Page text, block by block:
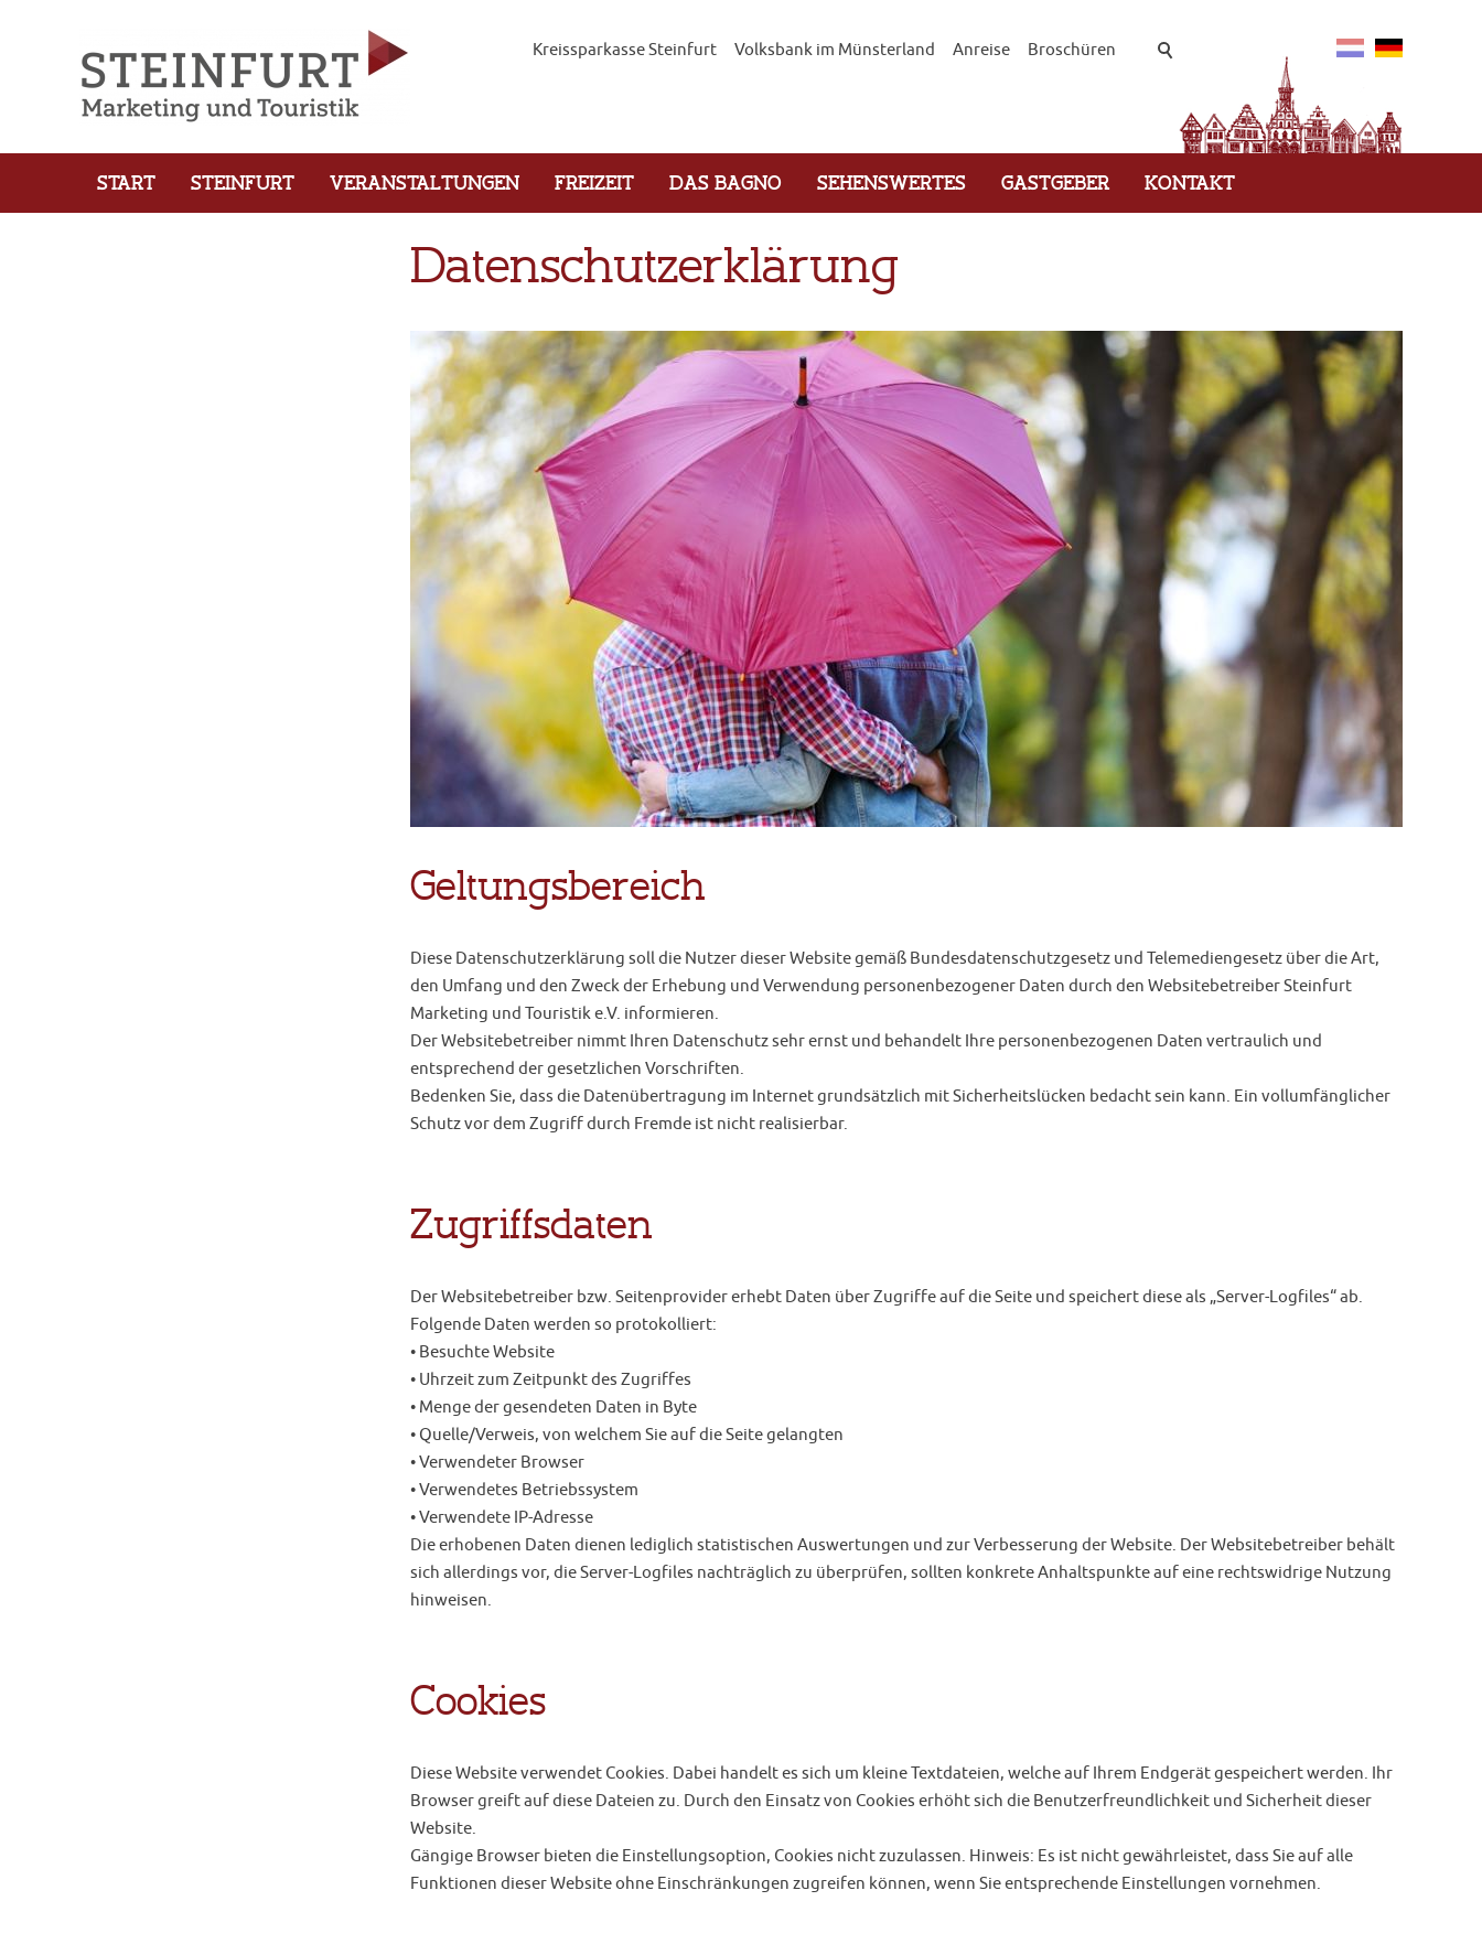
Kreissparkasse Steinfurt Volksbank im Münsterland Anreise Broschüren
START STEINFURT VERANSTALTUNGEN FREIZEIT DAS BAGNO SEHENSWERTES GASTGEBER KONTAKT
Datenschutzerklärung
Geltungsbereich
Diese Datenschutzerklärung soll die Nutzer dieser Website gemäß Bundesdatenschutzgesetz und Telemediengesetz über die Art,
den Umfang und den Zweck der Erhebung und Verwendung personenbezogener Daten durch den Websitebetreiber Steinfurt
Marketing und Touristik e.V. informieren.
Der Websitebetreiber nimmt Ihren Datenschutz sehr ernst und behandelt Ihre personenbezogenen Daten vertraulich und
entsprechend der gesetzlichen Vorschriften.
Bedenken Sie, dass die Datenübertragung im Internet grundsätzlich mit Sicherheitslücken bedacht sein kann. Ein vollumfänglicher
Schutz vor dem Zugriff durch Fremde ist nicht realisierbar.
Zugriffsdaten
Der Websitebetreiber bzw. Seitenprovider erhebt Daten über Zugriffe auf die Seite und speichert diese als „Server-Logfiles“ ab.
Folgende Daten werden so protokolliert:
• Besuchte Website
• Uhrzeit zum Zeitpunkt des Zugriffes
• Menge der gesendeten Daten in Byte
• Quelle/Verweis, von welchem Sie auf die Seite gelangten
• Verwendeter Browser
• Verwendetes Betriebssystem
• Verwendete IP-Adresse
Die erhobenen Daten dienen lediglich statistischen Auswertungen und zur Verbesserung der Website. Der Websitebetreiber behält
sich allerdings vor, die Server-Logfiles nachträglich zu überprüfen, sollten konkrete Anhaltspunkte auf eine rechtswidrige Nutzung
hinweisen.
Cookies
Diese Website verwendet Cookies. Dabei handelt es sich um kleine Textdateien, welche auf Ihrem Endgerät gespeichert werden. Ihr
Browser greift auf diese Dateien zu. Durch den Einsatz von Cookies erhöht sich die Benutzerfreundlichkeit und Sicherheit dieser
Website.
Gängige Browser bieten die Einstellungsoption, Cookies nicht zuzulassen. Hinweis: Es ist nicht gewährleistet, dass Sie auf alle
Funktionen dieser Website ohne Einschränkungen zugreifen können, wenn Sie entsprechende Einstellungen vornehmen.